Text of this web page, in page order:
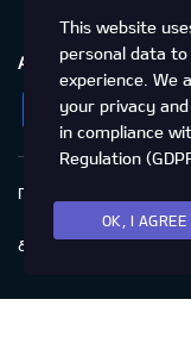
ΑΚΟΛΟΥΘΉΣΤΕ ΜΑΣ
Πολιτική Απορρήτου
δεδομένων
This website
personal data
experience. We
your privacy
in compliance
Regulation
OK, I AGREE